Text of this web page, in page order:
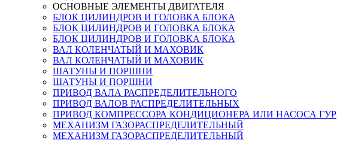
ОСНОВНЫЕ ЭЛЕМЕНТЫ ДВИГАТЕЛЯ
БЛОК ЦИЛИНДРОВ И ГОЛОВКА БЛОКА
БЛОК ЦИЛИНДРОВ И ГОЛОВКА БЛОКА
БЛОК ЦИЛИНДРОВ И ГОЛОВКА БЛОКА
ВАЛ КОЛЕНЧАТЫЙ И МАХОВИК
ВАЛ КОЛЕНЧАТЫЙ И МАХОВИК
ШАТУНЫ И ПОРШНИ
ШАТУНЫ И ПОРШНИ
ПРИВОД ВАЛА РАСПРЕДЕЛИТЕЛЬНОГО
ПРИВОД ВАЛОВ РАСПРЕДЕЛИТЕЛЬНЫХ
ПРИВОД КОМПРЕССОРА КОНДИЦИОНЕРА ИЛИ НАСОСА ГУР
МЕХАНИЗМ ГАЗОРАСПРЕДЕЛИТЕЛЬНЫЙ
МЕХАНИЗМ ГАЗОРАСПРЕДЕЛИТЕЛЬНЫЙ